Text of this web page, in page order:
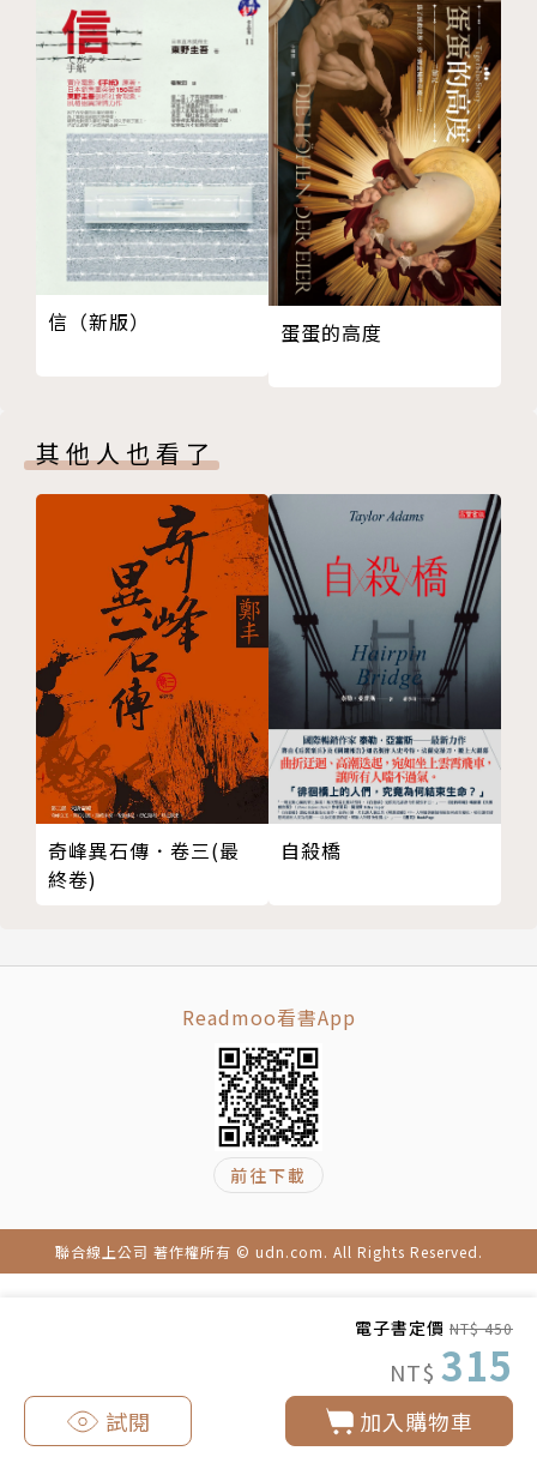
電子書定價 NT$ 450
NT$ 315
加入購物車
試閱
很久很久以前，世界沒有天與地的分別。
在美麗的斐勒麥梅多瑪，每個生命都有共同的名字，萬
物彼此相愛，毋須分離。
為了尋找艾姆，為了弄清所有小牛失蹤的真相，
瑪那奮力將她那雙美麗大角向天空展開，像在飛翔一
她能與女兒和散失的家人團聚，回到她思念的梅多瑪
古碧玲｜作家、上下游副刊總編輯
余家斌｜國立臺灣大學森林環境暨資源學系教授
李後璁｜自然引路人
林大利｜生物多樣性研究所副研究員
馬尼尼為 ｜詩人、作家
（依姓氏筆畫序）
各界好評
「人類的飲食習慣決定這個世界的面貌。透過作者細膩
的筆觸與富含寓意的故事讓我們窺見農場動物的生活，
反思人與自然的關係。」——余家斌｜國立臺灣大學森
林環境暨資源學系教授
和被剝奪的親子權劃上等號。那一雙雙透徹晶亮且極富
靈性的眸子，怎麼願意過著失卻自由、違反動物本性的
生活？在食物鏈之外，人類要得太多，多到讓其他物種
承受如果加諸在人類身上必定難以消受的痛苦。
《瑪那》是難得一見的以動物為主角的台灣創作小說，
讓我們卸下高高在上的人類視角，願人類對待萬物時，
們，有更多一點柔軟。」——古碧玲｜作家•上下游副
刊總編輯
「作者透過獨到的見識與解讀，揉合了理性的現實與感
性的情感，完成了這本小說。…［本書］如魔法般讓牛
飛行，帶領讀者探究奶牛的內心世界。…我鼓勵讀者更
信（新版） 蛋蛋的高度
其他人也看了
奇峰異石傳．卷三(最
終卷)
自殺橋
Readmoo看書App
前往下載
聯合線上公司 著作權所有 © udn.com. All Rights Reserved.